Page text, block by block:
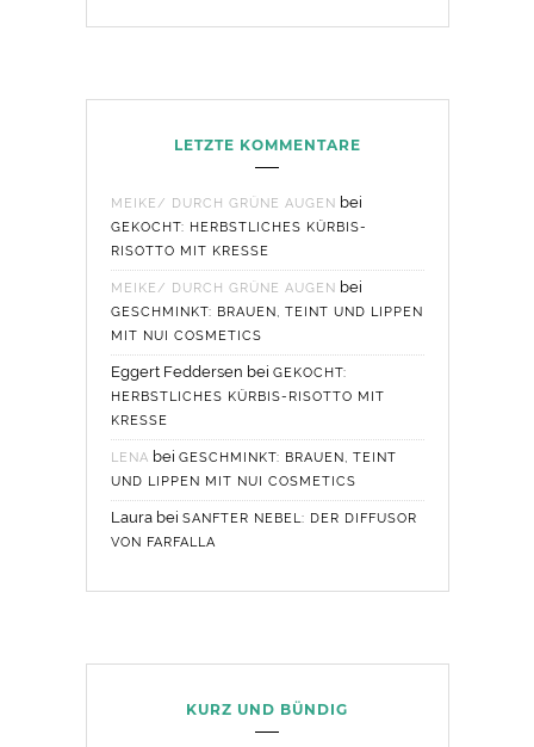
LETZTE KOMMENTARE
MEIKE/ DURCH GRÜNE AUGEN bei
GEKOCHT: HERBSTLICHES KÜRBIS-
RISOTTO MIT KRESSE
MEIKE/ DURCH GRÜNE AUGEN bei
GESCHMINKT: BRAUEN, TEINT UND LIPPEN
MIT NUI COSMETICS
Eggert Feddersen bei GEKOCHT:
HERBSTLICHES KÜRBIS-RISOTTO MIT
KRESSE
LENA bei GESCHMINKT: BRAUEN, TEINT
UND LIPPEN MIT NUI COSMETICS
Laurabei SANFTER NEBEL: DER DIFFUSOR
VON FARFALLA
KURZ UND BÜNDIG